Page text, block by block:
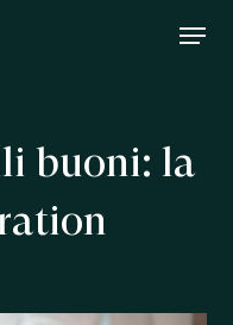
Menu
buoni: la